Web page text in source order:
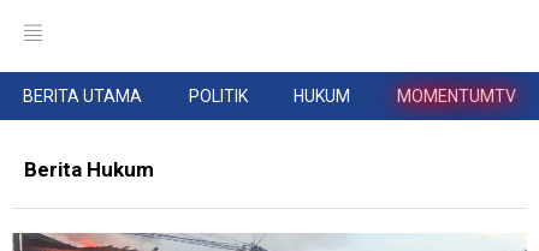
BERITA UTAMA POLITIK HUKUM MOMENTUMTV
Berita Hukum